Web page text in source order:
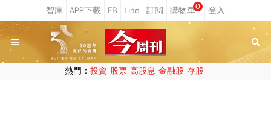
0
熱門： 投資 股票 高股息 金融股 存股